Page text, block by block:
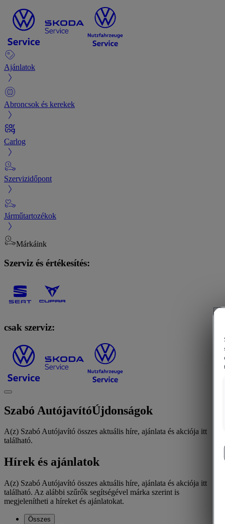
Ajánlatok
Abroncsok és kerekek
Carlog
Szervizidőpont
Járműtartozékok
Márkáink
Szerviz és értékesítés:
csak szerviz:
Szabó AutójavítóÚjdonságok
A(z) Szabó Autójavító összes aktuális híre, ajánlata és akciója itt
található.
Hírek és ajánlatok
A(z) Szabó Autójavító összes aktuális híre, ajánlata és akciója itt
található. Az alábbi szűrők segítségével márka szerint is
megjelenítheti a híreket és ajánlatokat.
Összes